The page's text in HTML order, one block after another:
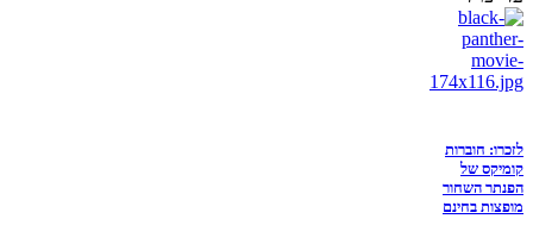
לזכרו: חוברות
קומיקס של
הפנתר השחור
מופצות בחינם